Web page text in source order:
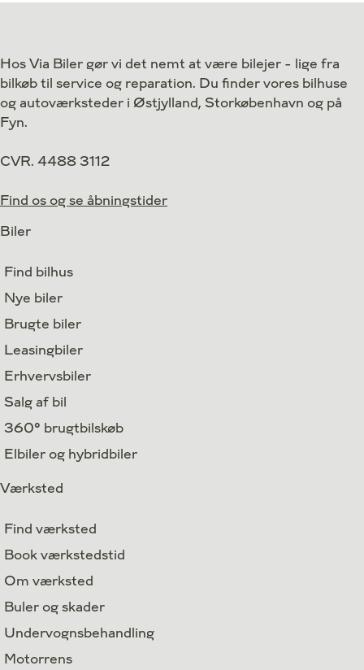
Lokation
Egå
Kontant
274.900
Lokation
Kontant
Hos Via Biler gør vi det nemt at være bilejer - lige fra
bilkøb til service og reparation. Du finder vores bilhuse
og autoværksteder i Østjylland, Storkøbenhavn og på
Fyn.
CVR. 4488 3112
Find os og se åbningstider
Biler
Find bilhus
Nye biler
Brugte biler
Leasingbiler
Erhvervsbiler
Salg af bil
360° brugtbilskøb
Elbiler og hybridbiler
Værksted
Find værksted
Book værkstedstid
Om værksted
Buler og skader
Undervognsbehandling
Motorrens